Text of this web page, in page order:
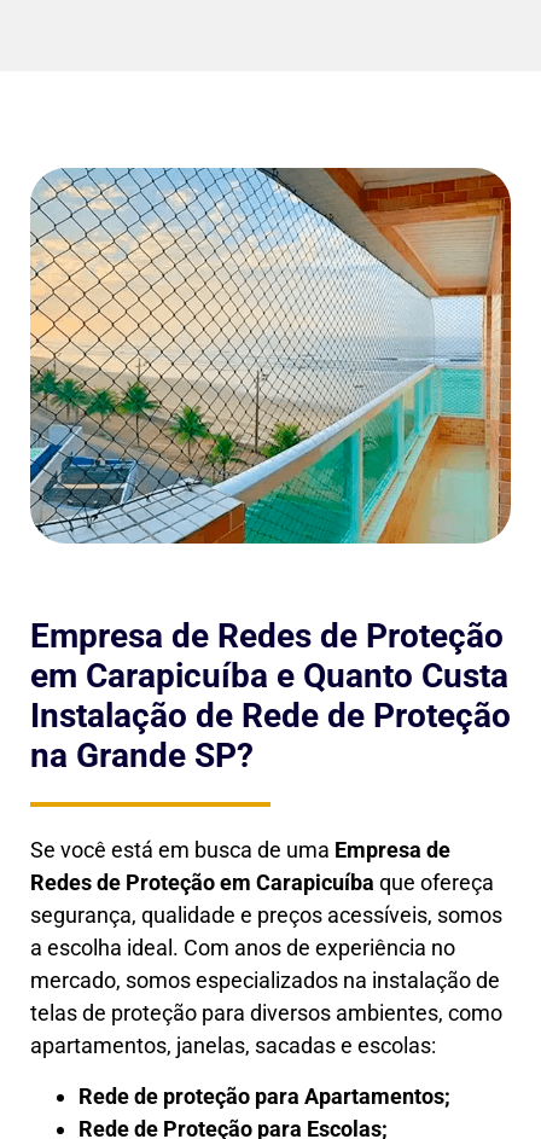
Empresa de Redes de Proteção
em Carapicuíba e Quanto Custa
Instalação de Rede de Proteção
na Grande SP?
Se você está em busca de uma Empresa de
Redes de Proteção em Carapicuíba que ofereça
segurança, qualidade e preços acessíveis, somos
a escolha ideal. Com anos de experiência no
mercado, somos especializados na instalação de
telas de proteção para diversos ambientes, como
apartamentos, janelas, sacadas e escolas:
Rede de proteção para Apartamentos;
Rede de Proteção para Escolas;